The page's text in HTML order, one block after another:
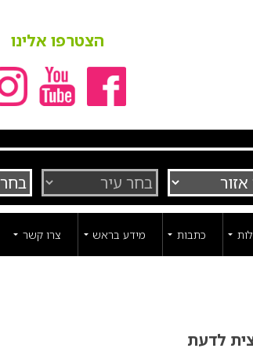
הצטרפו אלינו
כתבות מידע בראש צרו קשר
לדעת